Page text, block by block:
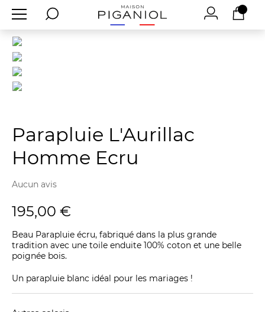
Parapluie L'Aurillac
Homme Ecru
Aucun avis
195,00 €
Beau Parapluie écru, fabriqué dans la plus grande
tradition avec une toile enduite 100% coton et une belle
poignée bois.
Un parapluie blanc idéal pour les mariages !